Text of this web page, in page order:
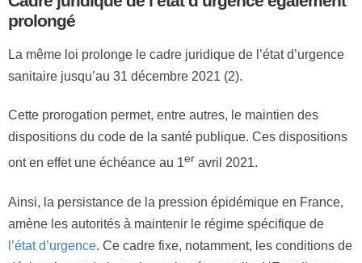
prolongé
La même loi prolonge le cadre juridique de l’état d’urgence
sanitaire jusqu’au 31 décembre 2021 (2).
Cette prorogation permet, entre autres, le maintien des
dispositions du code de la santé publique. Ces dispositions
ont en effet une échéance au 1er avril 2021.
Ainsi, la persistance de la pression épidémique en France,
amène les autorités à maintenir le régime spécifique de
l’état d’urgence. Ce cadre fixe, notamment, les conditions de